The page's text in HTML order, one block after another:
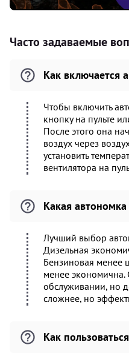
Часто задаваемые
Как включается
Чтобы включить
кнопку на пульте
После этого она
воздух через
установить
вентилятора на
Какая
Лучший выбор
Дизельная
Бензиновая менее
менее экономична.
обслуживании, но
сложнее, но
Как